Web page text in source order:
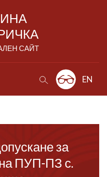
САЙТ
EN
за
ПУП-ПЗ с.